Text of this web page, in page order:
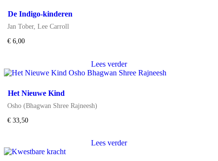
De Indigo-kinderen
Jan Tober,Lee Carroll
€6,00
Lees verder
Het Nieuwe Kind
Osho (Bhagwan Shree Rajneesh)
€33,50
Lees verder